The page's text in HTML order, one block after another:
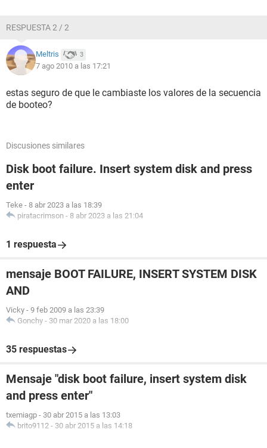
RESPUESTA 2 / 2
Meltris 3
7 ago 2010 a las 17:21
estas seguro de que le cambiaste los valores de la secuencia
de booteo?
Discusiones similares
Disk boot failure. Insert system disk and press
enter
Teke - 8 abr 2023 a las 18:39
piratacrimson - 8 abr 2023 a las 21:04
1 respuesta
mensaje BOOT FAILURE, INSERT SYSTEM DISK
AND
Vicky - 9 feb 2009 a las 23:39
Gonchy - 30 mar 2020 a las 18:00
35 respuestas
Mensaje "disk boot failure, insert system disk
and press enter"
txemiagp - 30 abr 2015 a las 13:03
brito9112 - 30 abr 2015 a las 14:18